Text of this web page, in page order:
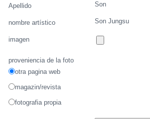
Apellido Son
nombre artístico Son Jungsu
imagen
proveniencia de la foto
otra pagina web
magazin/revista
fotografia propia